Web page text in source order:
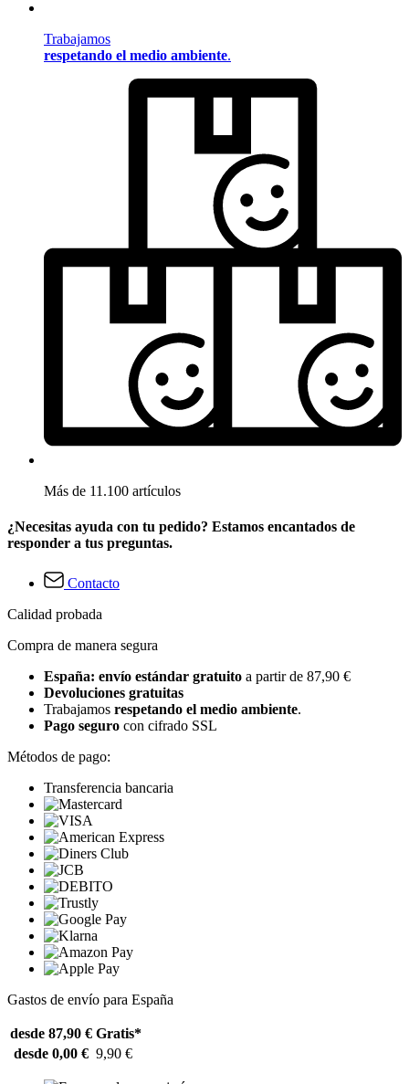
Trabajamos
respetando el medio ambiente.
Más de 11.100 artículos
¿Necesitas ayuda con tu pedido? Estamos encantados de
responder a tus preguntas.
Contacto
Calidad probada
Compra de manera segura
España: envío estándar gratuito a partir de 87,90 €
Devoluciones gratuitas
Trabajamos respetando el medio ambiente.
Pago seguro con cifrado SSL
Métodos de pago:
Transferencia bancaria
Gastos de envío para España
desde 87,90 € Gratis*
desde 0,00 € 9,90 €